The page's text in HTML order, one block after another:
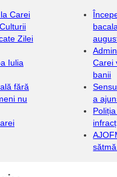
Carei
Zilei
Iulia
fără
nu
Carei
banii
a